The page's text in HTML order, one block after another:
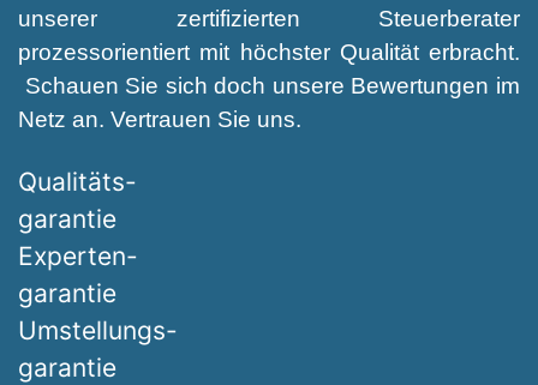
unserer zertifizierten Steuerberater
prozessorientiert mit höchster Qualität erbracht.
Schauen Sie sich doch unsere Bewertungen im
Netz an. Vertrauen Sie uns.
Qualitäts-
garantie
Experten-
garantie
Umstellungs-
garantie